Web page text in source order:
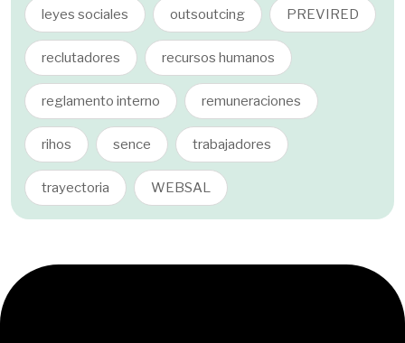
leyes sociales outsoutcing PREVIRED
reclutadores recursos humanos
reglamento interno remuneraciones
rihos sence trabajadores
trayectoria WEBSAL